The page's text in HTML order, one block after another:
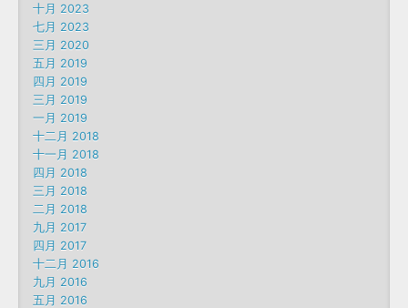
十月 2023
七月 2023
三月 2020
五月 2019
四月 2019
三月 2019
一月 2019
十二月 2018
十一月 2018
四月 2018
三月 2018
二月 2018
九月 2017
四月 2017
十二月 2016
九月 2016
五月 2016